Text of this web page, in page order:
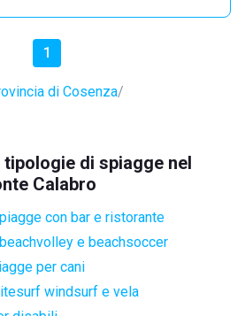
1
di Cosenza
di spiagge nel
Calabro
con bar e ristorante
e beachsoccer
per cani
windsurf e vela